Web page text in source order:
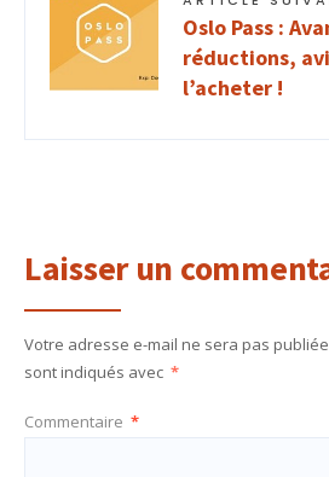
Oslo Pass :
réductions,
l’acheter !
Laisser un
Votre adresse e-mail ne sera pas
sont indiqués avec *
Commentaire *